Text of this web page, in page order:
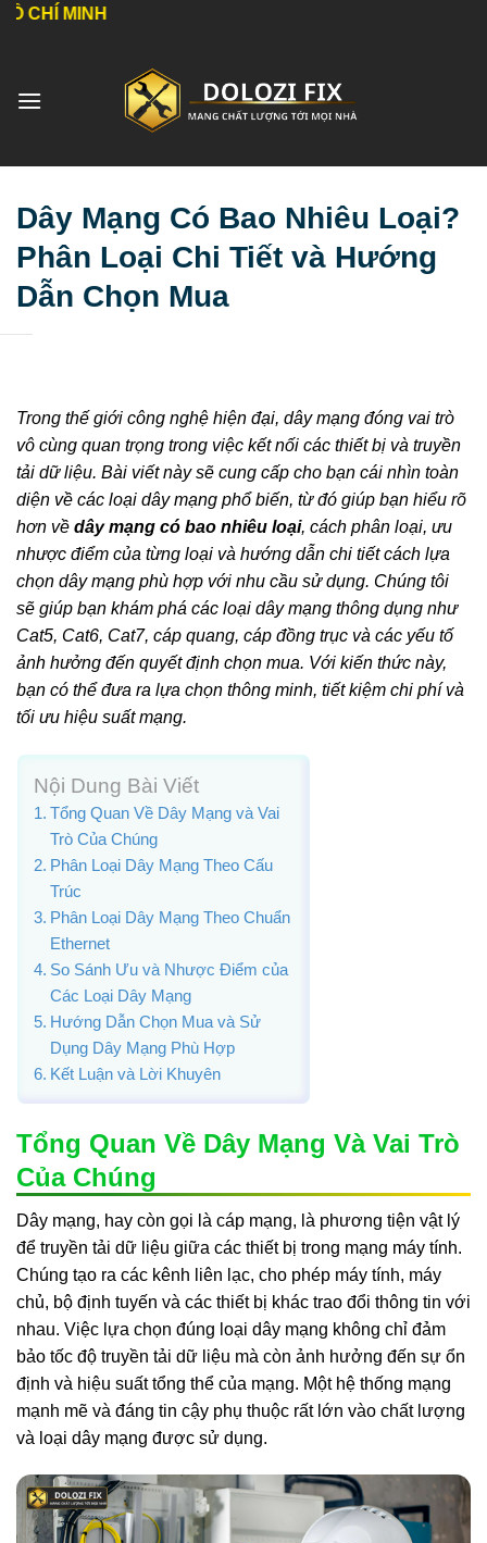
Bỏ
dung
Dây Mạng Có Bao Nhiêu Loại?
Phân Loại Chi Tiết và Hướng
Dẫn Chọn Mua
Trong thế giới công nghệ hiện đại, dây mạng đóng vai trò
vô cùng quan trọng trong việc kết nối các thiết bị và truyền
tải dữ liệu. Bài viết này sẽ cung cấp cho bạn cái nhìn toàn
diện về các loại dây mạng phổ biến, từ đó giúp bạn hiểu rõ
hơn về dây mạng có bao nhiêu loại, cách phân loại, ưu
nhược điểm của từng loại và hướng dẫn chi tiết cách lựa
chọn dây mạng phù hợp với nhu cầu sử dụng. Chúng tôi
sẽ giúp bạn khám phá các loại dây mạng thông dụng như
Cat5, Cat6, Cat7, cáp quang, cáp đồng trục và các yếu tố
ảnh hưởng đến quyết định chọn mua. Với kiến thức này,
bạn có thể đưa ra lựa chọn thông minh, tiết kiệm chi phí và
tối ưu hiệu suất mạng.
Nội Dung Bài Viết
Tổng Quan Về Dây Mạng và Vai
Trò Của Chúng
Phân Loại Dây Mạng Theo Cấu
Trúc
Phân Loại Dây Mạng Theo Chuẩn
Ethernet
So Sánh Ưu và Nhược Điểm của
Các Loại Dây Mạng
Hướng Dẫn Chọn Mua và Sử
Dụng Dây Mạng Phù Hợp
Kết Luận và Lời Khuyên
Tổng Quan Về Dây Mạng Và Vai Trò
Của Chúng
Dây mạng, hay còn gọi là cáp mạng, là phương tiện vật lý
để truyền tải dữ liệu giữa các thiết bị trong mạng máy tính.
Chúng tạo ra các kênh liên lạc, cho phép máy tính, máy
chủ, bộ định tuyến và các thiết bị khác trao đổi thông tin với
nhau. Việc lựa chọn đúng loại dây mạng không chỉ đảm
bảo tốc độ truyền tải dữ liệu mà còn ảnh hưởng đến sự ổn
định và hiệu suất tổng thể của mạng. Một hệ thống mạng
mạnh mẽ và đáng tin cậy phụ thuộc rất lớn vào chất lượng
và loại dây mạng được sử dụng.